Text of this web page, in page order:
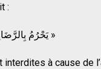
:
« يَحْرُمُ بِالرَّضَاعِ مَا يَحْرُمُ مِنَ النَّسَبِ »
interdites à cause de